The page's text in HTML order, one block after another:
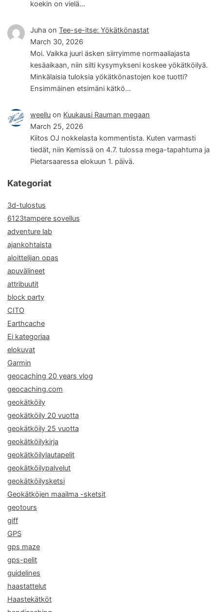
koekin on vielä…
Juha onTee-se-itse: Yökätkönastat
March 30, 2026
Moi. Vaikka juuri äsken siirryimme normaaliajasta
kesäaikaan, niin silti kysymykseni koskee yökätköilyä.
Minkälaisia tuloksia yökätkönastojen koe tuotti?
Ensimmäinen etsimäni kätkö…
weellu on Kuukausi Rauman megaan
March 25, 2026
Kiitos OJ nokkelasta kommentista. Kuten varmasti
tiedät, niin Kemissä on 4.7. tulossa mega-tapahtuma ja
Pietarsaaressa elokuun 1. päivä.
Kategoriat
3d-tulostus
6123tampere sovellus
adventure lab
ajankohtaista
aloittelijan opas
apuvälineet
attribuutit
block party
CITO
Earthcache
Ei kategoriaa
elokuvat
Garmin
geocaching 20 years vlog
geocaching.com
geokätköily
geokätköily 20 vuotta
geokätköily 25 vuotta
geokätköilykirja
geokätköilylautapelit
geokätköilypalvelut
geokätköilysketsi
Geokätköjen maailma -sketsit
geotours
giff
GPS
gps maze
gps-pelit
guidelines
haastattelut
Haastekätköt